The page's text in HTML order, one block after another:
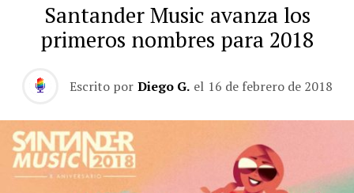
Santander Music avanza los
primeros nombres para 2018
Escrito por Diego G. el 16 de febrero de 2018